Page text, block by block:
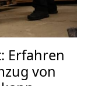
Erfahren
von